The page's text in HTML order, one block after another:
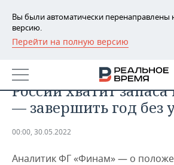
Вы были автоматически
версию.
Перейти на полную версию
РЕГИОНЫ
БАШКОРТОСТАН
ТАТАРСТАН
НОВОСТИ
АНАЛИТИКА
ДЕКЛАРАЦИИ О ДОХОДАХ
НОВОСТИ ЭКОНОМИКИ
ПРОМЫШЛЕННОСТЬ
Алексей Калачев:
России хватит
— завершить год без
00:00, 30.05.2022
Аналитик ФГ «Финам» — о